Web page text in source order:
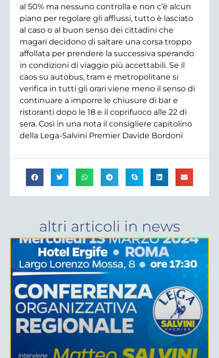
al 50% ma nessuno controlla e non c’è alcun
piano per regolare gli afflussi, tutto è lasciato
al caso o al buon senso dei cittadini che
magari decidono di saltare una corsa troppo
affollata per prendere la successiva sperando
in condizioni di viaggio più accettabili. Se il
caos su autobus, tram e metropolitane si
verifica in tutti gli orari viene meno il senso di
continuare a imporre le chiusure di bar e
ristoranti dopo le 18 e il coprifuoco alle 22 di
sera. Così in una nota il consigliere capitolino
della Lega-Salvini Premier Davide Bordoni
altri articoli in news